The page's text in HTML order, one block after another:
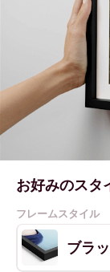
お好みのスタ
フレームスタイル
ブラ